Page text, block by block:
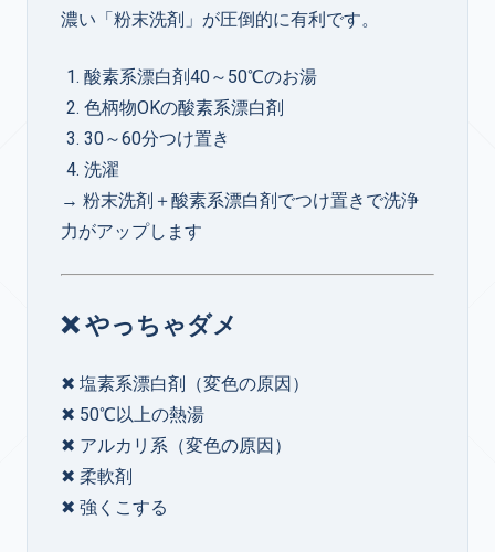
濃い「粉末洗剤」が圧倒的に有利です。
酸素系漂白剤40～50℃のお湯
色柄物OKの酸素系漂白剤
30～60分つけ置き
洗濯
→ 粉末洗剤＋酸素系漂白剤でつけ置きで洗浄
力がアップします
❌ やっちゃダメ
✖ 塩素系漂白剤（変色の原因）
✖ 50℃以上の熱湯
✖ アルカリ系（変色の原因）
✖ 柔軟剤
✖ 強くこする